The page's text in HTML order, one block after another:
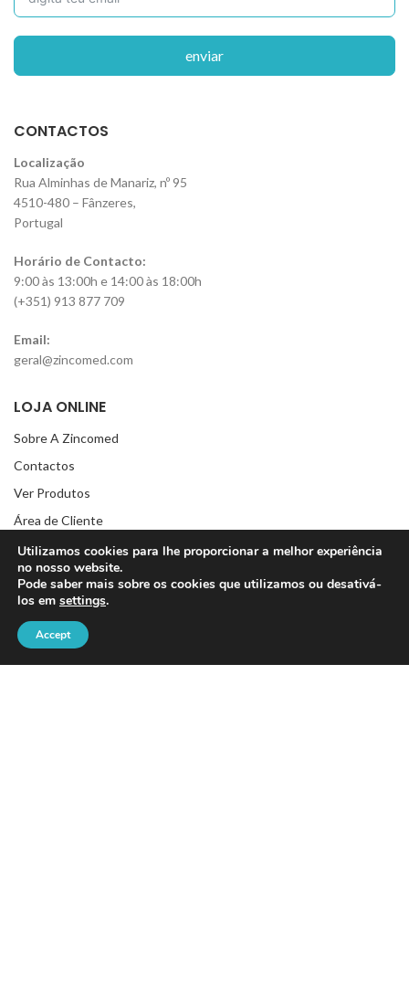
enviar
CONTACTOS
Localização
Rua Alminhas de Manariz, nº 95
4510-480 – Fânzeres,
Portugal
Horário de Contacto:
9:00 às 13:00h e 14:00 às 18:00h
(+351) 913 877 709
Email:
geral@zincomed.com
LOJA ONLINE
Sobre A Zincomed
Contactos
Ver Produtos
Área de Cliente
Lista de Favoritos
Carrinho de compras
LINKS ÚTEIS
Utilizamos cookies para lhe proporcionar a melhor experiência
no nosso website.
Pode saber mais sobre os cookies que utilizamos ou desativá-
los em settings.
Accept